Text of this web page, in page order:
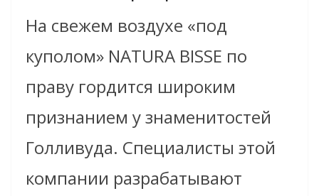
На свежем воздухе «под
куполом» NATURA BISSE по
праву гордится широким
признанием у знаменитостей
Голливуда. Специалисты этой
компании разрабатывают